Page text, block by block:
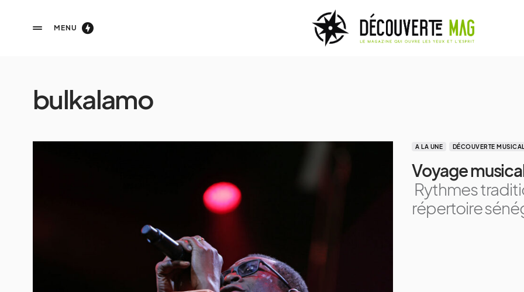
MENU
bulkalamo
A LA UNE DÉCOUVERTE
Voyage
Rythmes
répertoire